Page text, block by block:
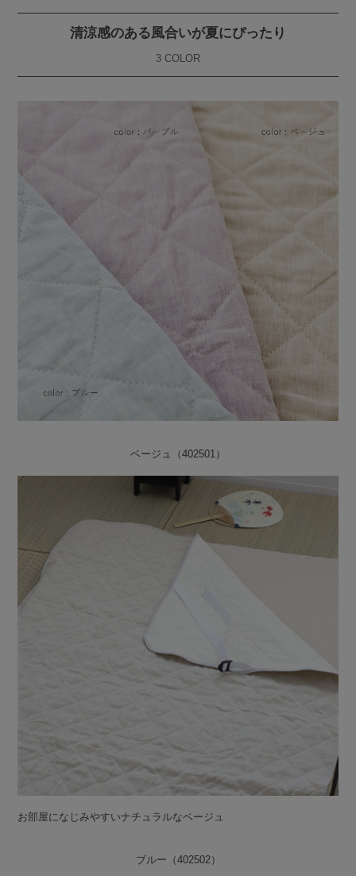
清涼感のある風合いが夏にぴったり
3 COLOR
ベージュ（402501）
お部屋になじみやすいナチュラルなベージュ
ブルー（402502）